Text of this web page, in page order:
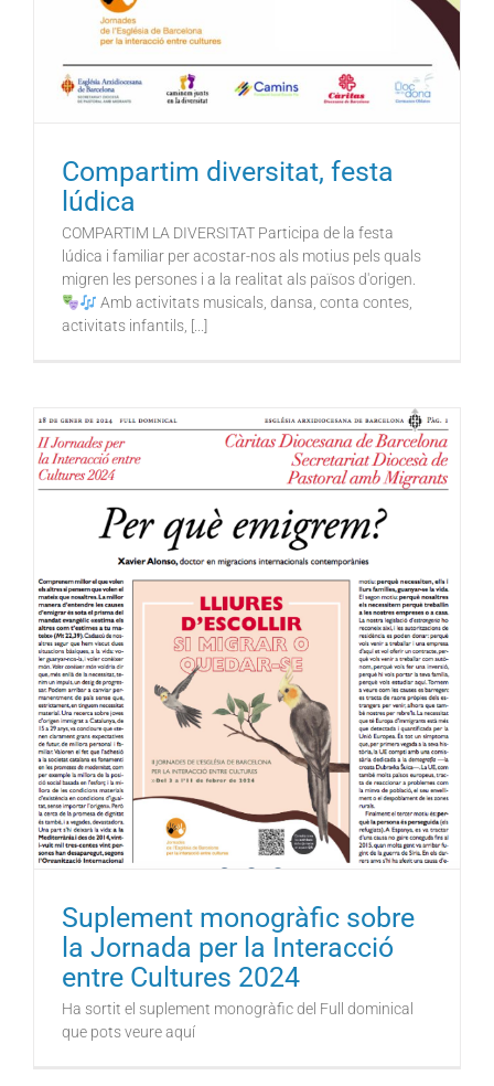
Compartim diversitat, festa
lúdica
COMPARTIM LA DIVERSITAT Participa de la festa
lúdica i familiar per acostar-nos als motius pels quals
migren les persones i a la realitat als països d'origen.
Amb activitats musicals, dansa, conta contes,
activitats infantils, [...]
Suplement monogràfic sobre
la Jornada per la Interacció
entre Cultures 2024
Ha sortit el suplement monogràfic del Full dominical
que pots veure aquí